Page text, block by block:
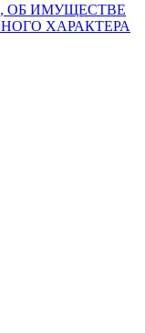
ОБ ИМУЩЕСТВЕ
ХАРАКТЕРА